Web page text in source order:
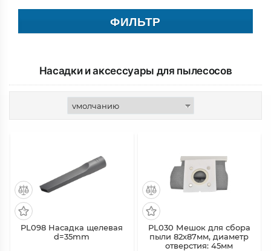
ФИЛЬТР
Насадки и аксессуары для пылесосов
PL098 Насадка щелевая
d=35mm
PL030 Мешок для сбора
пыли 82х87мм, диаметр
отверстия: 45мм